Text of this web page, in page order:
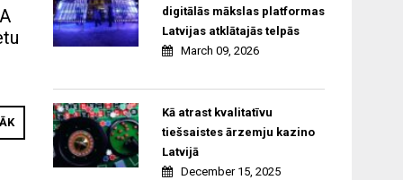
digitālās mākslas platformas
Latvijas atklātajās telpās
March 09, 2026
Kā atrast kvalitatīvu
tiešsaistes ārzemju kazino
Latvijā
December 15, 2025